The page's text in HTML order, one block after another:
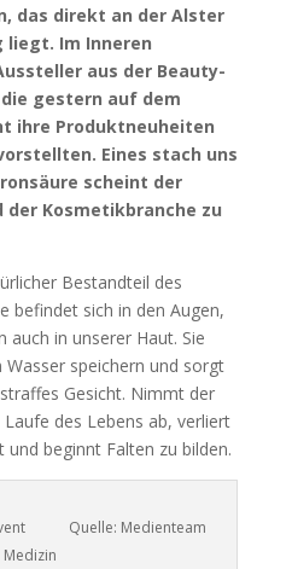
das direkt an der Alster
liegt. Im Inneren
aus der Beauty-
gestern auf dem
ihre Produktneuheiten
Eines stach uns
scheint der
Kosmetikbranche zu
Bestandteil des
befindet sich in den Augen,
auch in unserer Haut. Sie
speichern und sorgt
Gesicht. Nimmt der
des Lebens ab, verliert
beginnt Falten zu bilden.
Quelle: Medienteam
Medizin